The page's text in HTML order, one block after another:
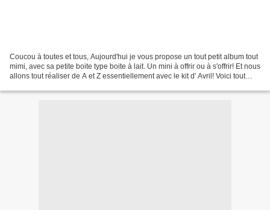
Coucou à toutes et tous, Aujourd'hui je vous propose un tout petit album tout
mimi, avec sa petite boite type boite à lait. Un mini à offrir ou à s'offrir! Et nous
allons tout réaliser de A et Z essentiellement avec le kit d' Avril! Voici tout